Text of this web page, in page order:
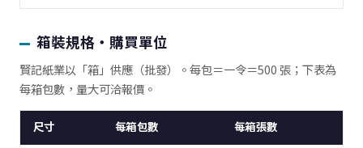
箱裝規格・購買單位
賢記紙業以「箱」供應（批發）。每包＝一令＝500 張；下表為
每箱包數，量大可洽報價。
尺寸 每箱包數 每箱張數